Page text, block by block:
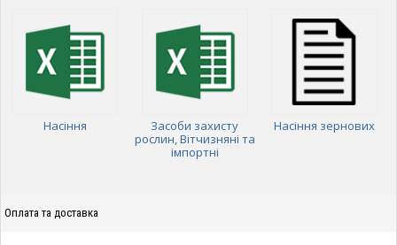
Насіння
Засоби захисту
рослин, Вітчизняні та
імпортні
Насіння зернових
Оплата та доставка